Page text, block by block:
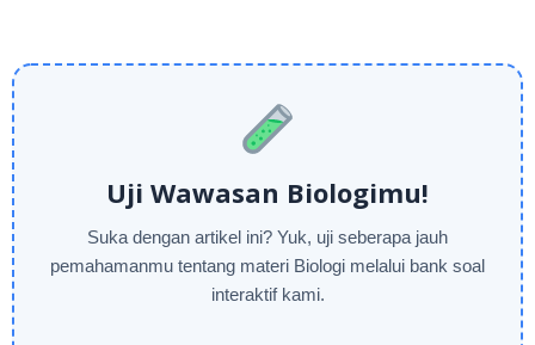
Uji Wawasan Biologimu!
Suka dengan artikel ini? Yuk, uji seberapa jauh
pemahamanmu tentang materi Biologi melalui bank soal
interaktif kami.